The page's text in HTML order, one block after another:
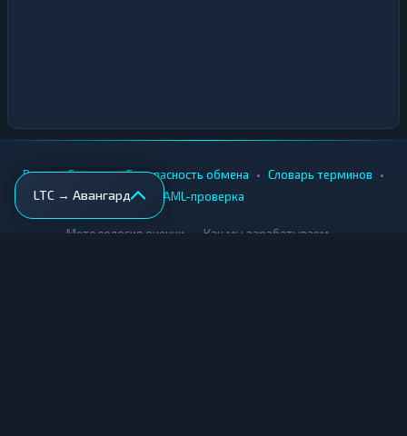
LTC → Авангард
Вики • Города • Безопасность обмена • Словарь терминов •
AML-проверка
Методология оценки Как мы зарабатываем